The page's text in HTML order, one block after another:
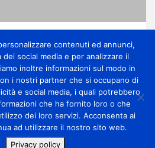
di calore
All rights reserved | Theme by
contenuti ed annunci,
social media e per analizzare il
inoltre informazioni sul modo in
i nostri partner che si occupano di
e social media, i quali potrebbero
che ha fornito loro o che
dei loro servizi. Acconsenta ai
ad utilizzare il nostro sito web.
Privacy policy